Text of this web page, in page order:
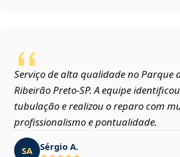
Serviço de alta qualidade no Parque
Ribeirão Preto‑SP. A equipe
tubulação e realizou o reparo com
profissionalismo e pontualidade.
SA Sérgio A.